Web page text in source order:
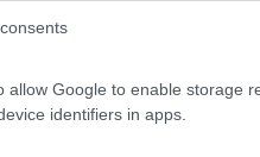
allow Google to enable storage
identifiers in apps.
3 chicche imperdibili su
per far vedere il